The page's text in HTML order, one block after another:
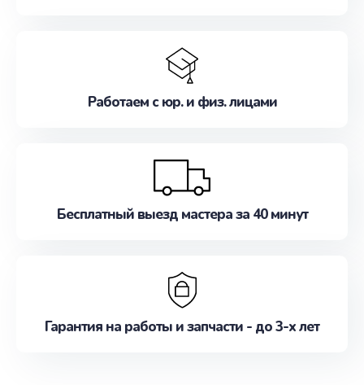
Работаем с юр. и физ. лицами
Бесплатный выезд мастера за 40 минут
Гарантия на работы и запчасти - до 3-х лет